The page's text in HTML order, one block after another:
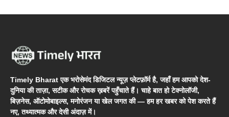
Timely Bharat एक भरोसेमंद डिजिटल न्यूज़ प्लेटफ़ॉर्म है, जहाँ हम आपको देश-
दुनिया की ताज़ा, सटीक और रोचक ख़बरें पहुँचाते हैं। चाहे बात हो टेक्नोलॉजी,
बिज़नेस, ऑटोमोबाइल्स, मनोरंजन या खेल जगत की — हम हर खबर को पेश करते हैं
नए, तथ्यात्मक और देसी अंदाज़ में।